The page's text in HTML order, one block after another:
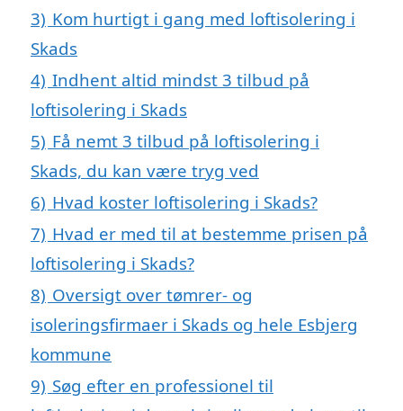
3) Kom hurtigt i gang med loftisolering i
Skads
4) Indhent altid mindst 3 tilbud på
loftisolering i Skads
5) Få nemt 3 tilbud på loftisolering i
Skads, du kan være tryg ved
6) Hvad koster loftisolering i Skads?
7) Hvad er med til at bestemme prisen på
loftisolering i Skads?
8) Oversigt over tømrer- og
isoleringsfirmaer i Skads og hele Esbjerg
kommune
9) Søg efter en professionel til